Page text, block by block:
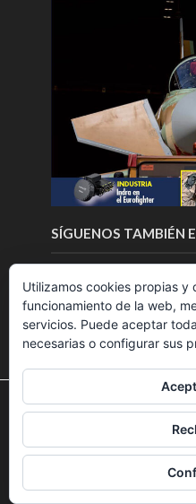
SÍGUENOS TAMBIÉN
Copyright © 2018.Fly News.
UAS
Utilizamos cookies para
nuestra web.
Puedes aprender más sobre
desactivarlas en losajustes.
Utilizamos cookies propias
funcionamiento de la web,
servicios. Puede aceptar
necesarias o configurar sus